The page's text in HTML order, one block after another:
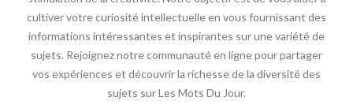
cultiver votre curiosité intellectuelle en vous fournissant des
informations intéressantes et inspirantes sur une variété de
sujets. Rejoignez notre communauté en ligne pour partager
vos expériences et découvrir la richesse de la diversité des
sujets sur Les Mots Du Jour.